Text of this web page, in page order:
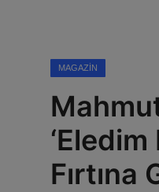
Köşe Yazıları
Gizlilik Politikası
Çerez Politikası
Kullanım Şartnamesi
MAGAZIN
Fırtına